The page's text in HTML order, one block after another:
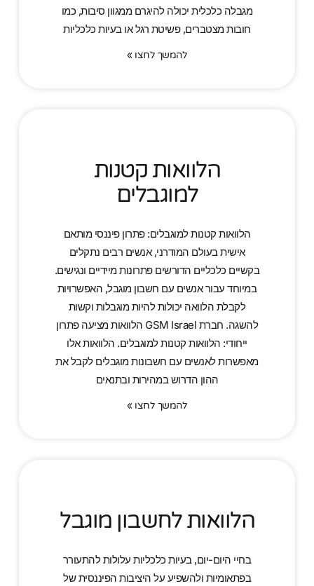
מגבלה כלכלית יכולה להיגרם ממגוון סיבות, כמו
חובות מצטברים, פשיטת רגל או בעיות כלכליות
להמשך לחצו »
הלוואות קטנות
למוגבלים
הלוואות קטנות למוגבלים: פתרון פיננסי מותאם
אישית בעולם המודרני, אנשים רבים נתקלים
בקשיים כלכליים הדורשים פתרונות מיידיים ונגישים.
במיוחד עבור אנשים עם חשבון מוגבל, האפשרויות
לקבלת הלוואה יכולות להיות מוגבלות וקשות
להשגה. חברת GSM Israel הלוואות מציעה פתרון
ייחודי: הלוואות קטנות למוגבלים. הלוואות אלו
מאפשרות לאנשים עם חשבונות מוגבלים לקבל את
ההון הדרוש במהירות ובתנאים
להמשך לחצו »
הלוואות לחשבון מוגבל
בחיי היום-יום, בעיות כלכליות עלולות להתעורר
בפתאומיות ולהשפיע על היציבות הפיננסית של